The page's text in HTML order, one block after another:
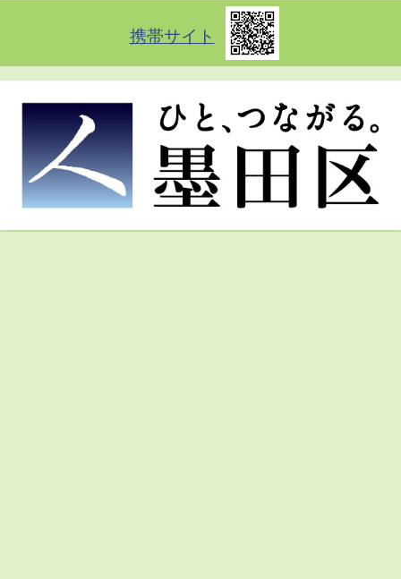
携帯サイト